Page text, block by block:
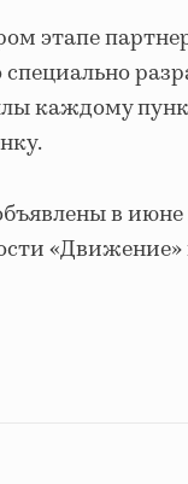
этапе
каждому
в
«Движение»